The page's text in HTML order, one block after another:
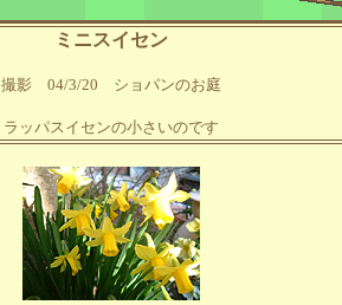
ミニスイセン
撮影 04/3/20 ショパンのお庭
ラッパスイセンの小さいのです